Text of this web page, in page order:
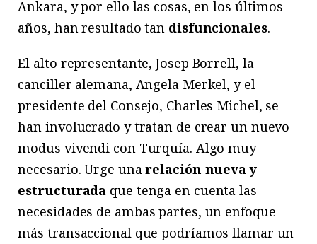
Ankara, y por ello las cosas, en los últimos
años, han resultado tan disfuncionales.
El alto representante, Josep Borrell, la
canciller alemana, Angela Merkel, y el
presidente del Consejo, Charles Michel, se
han involucrado y tratan de crear un nuevo
modus vivendi con Turquía. Algo muy
necesario. Urge unarelación nueva y
estructurada que tenga en cuenta las
necesidades de ambas partes, un enfoque
más transaccional que podríamos llamar un